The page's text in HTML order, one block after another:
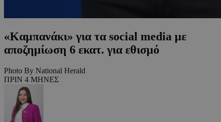
«Καμπανάκι» για τα social media με
αποζημίωση 6 εκατ. για εθισμό
Photo By National Herald
ΠΡΙΝ 4 ΜΗΝΕΣ